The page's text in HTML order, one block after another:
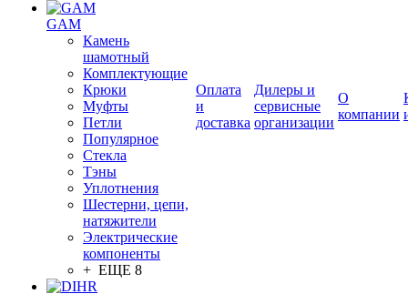
GAM
Камень
шамотный
Комплектующие
Крюки
Муфты
Петли
Популярное
Стекла
Тэны
Уплотнения
Шестерни, цепи,
натяжители
Электрические
компоненты
+ ЕЩЕ 8
Оплата
и
доставка
Дилеры и
сервисные
организации
О
компании